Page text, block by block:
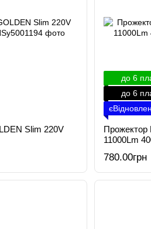
Slim 220V
до 6
до 6
Прожектор
11000Lm
780.00грн